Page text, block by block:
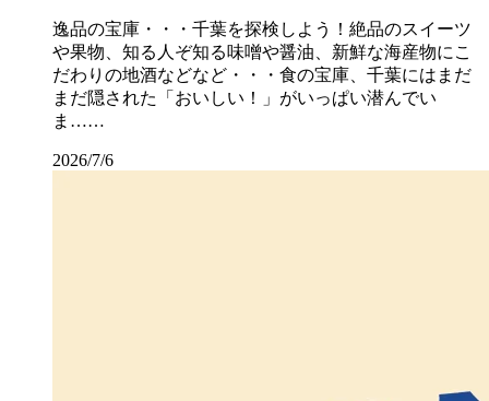
逸品の宝庫・・・千葉を探検しよう！絶品のスイーツ
や果物、知る人ぞ知る味噌や醤油、新鮮な海産物にこ
だわりの地酒などなど・・・食の宝庫、千葉にはまだ
まだ隠された「おいしい！」がいっぱい潜んでい
ま……
2026/7/6